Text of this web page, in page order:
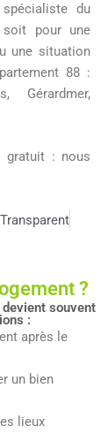
du
soit pour une
une situation
88:
Gérardmer,
gratuit : nous
Transparent
?
devient souvent
:
après le
un bien
lieux